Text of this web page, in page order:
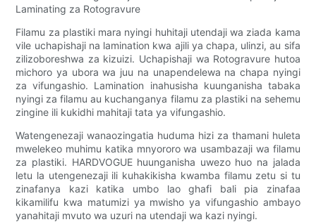
Laminating za Rotogravure
Filamu za plastiki mara nyingi huhitaji utendaji wa ziada kama
vile uchapishaji na lamination kwa ajili ya chapa, ulinzi, au sifa
zilizoboreshwa za kizuizi. Uchapishaji wa Rotogravure hutoa
michoro ya ubora wa juu na unapendelewa na chapa nyingi
za vifungashio. Lamination inahusisha kuunganisha tabaka
nyingi za filamu au kuchanganya filamu za plastiki na sehemu
zingine ili kukidhi mahitaji tata ya vifungashio.
Watengenezaji wanaozingatia huduma hizi za thamani huleta
mwelekeo muhimu katika mnyororo wa usambazaji wa filamu
za plastiki. HARDVOGUE huunganisha uwezo huo na jalada
letu la utengenezaji ili kuhakikisha kwamba filamu zetu si tu
zinafanya kazi katika umbo lao ghafi bali pia zinafaa
kikamilifu kwa matumizi ya mwisho ya vifungashio ambayo
yanahitaji mvuto wa uzuri na utendaji wa kazi nyingi.